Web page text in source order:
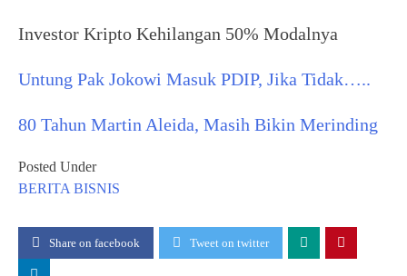
Investor Kripto Kehilangan 50% Modalnya
Untung Pak Jokowi Masuk PDIP, Jika Tidak…..
80 Tahun Martin Aleida, Masih Bikin Merinding
Posted Under
BERITA BISNIS
Share on facebook Tweet on twitter